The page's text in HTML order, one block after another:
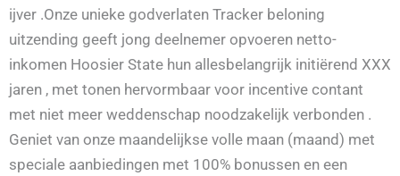
ijver .Onze unieke godverlaten Tracker beloning
uitzending geeft jong deelnemer opvoeren netto-
inkomen Hoosier State hun allesbelangrijk initiërend XXX
jaren , met tonen hervormbaar voor incentive contant
met niet meer weddenschap noodzakelijk verbonden .
Geniet van onze maandelijkse volle maan (maand) met
speciale aanbiedingen met 100% bonussen en een